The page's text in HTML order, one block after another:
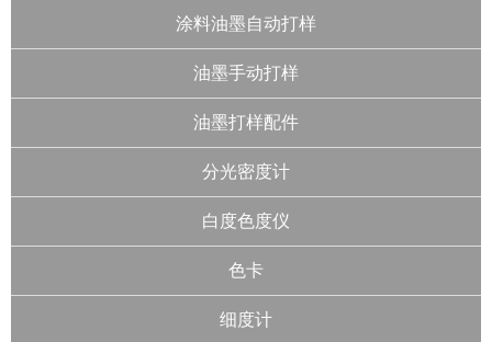
涂料油墨自动打样
油墨手动打样
油墨打样配件
分光密度计
白度色度仪
色卡
细度计